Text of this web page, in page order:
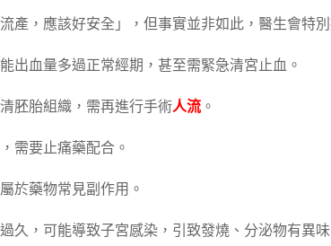
產，應該好安全」，但事實並非如此，醫生會特別
出血量多過正常經期，甚至需緊急清宮止血。
胚胎組織，需再進行手術人流 。
需要止痛藥配合。
於藥物常見副作用。
久，可能導致子宮感染，引致發燒、分泌物有異味